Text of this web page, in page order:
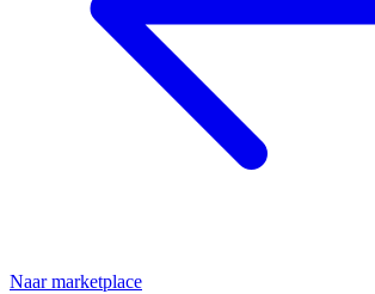
Naar marketplace